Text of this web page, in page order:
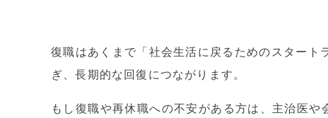
復職はあくまで「社会生活に戻るためのスター
ぎ、長期的な回復につながります。
もし復職や再休職への不安がある方は、主治医